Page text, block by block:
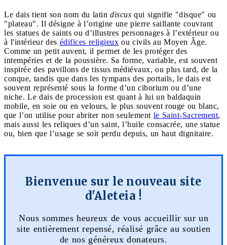
Le dais tient son nom du latin discus qui signifie "disque" ou
"plateau". Il désigne à l’origine une pierre saillante couvrant
les statues de saints ou d’illustres personnages à l’extérieur ou
à l'intérieur des édifices religieux ou civils au Moyen Âge.
Comme un petit auvent, il permet de les protéger des
intempéries et de la poussière. Sa forme, variable, est souvent
inspirée des pavillons de tissus médiévaux, ou plus tard, de la
conque, tandis que dans les tympans des portails, le dais est
souvent représenté sous la forme d’un ciborium ou d’une
niche. Le dais de procession est quant à lui un baldaquin
mobile, en soie ou en velours, le plus souvent rouge ou blanc,
que l’on utilise pour abriter non seulement le Saint-Sacrement,
mais aussi les reliques d’un saint, l’huile consacrée, une statue
ou, bien que l’usage se soit perdu depuis, un haut dignitaire.
Bienvenue sur le nouveau site
d'Aleteia !
Nous sommes heureux de vous accueillir sur un
site entièrement repensé, réalisé grâce au soutien
de nos généreux donateurs.